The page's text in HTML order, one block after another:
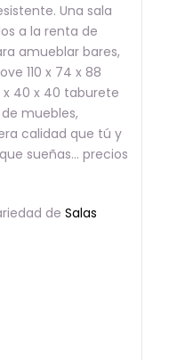
Una sala
a la renta de
amueblar bares,
110 x 74 x 88
x 40 x 40 taburete
muebles,
calidad que tú y
sueñas… precios
de Salas